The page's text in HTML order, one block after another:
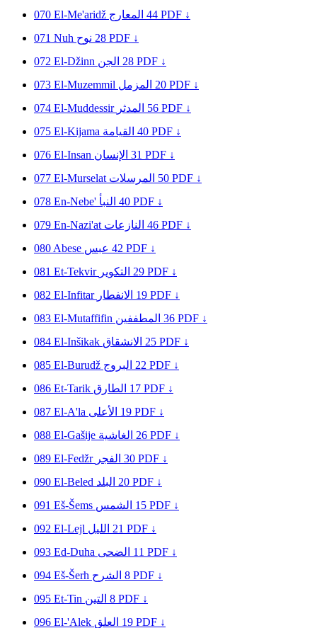
070 El-Me'aridž المعارج 44 PDF ↓
071 Nuh نوح 28 PDF ↓
072 El-Džinn الجن 28 PDF ↓
073 El-Muzemmil المزمل 20 PDF ↓
074 El-Muddessir المدثر 56 PDF ↓
075 El-Kijama القيامة 40 PDF ↓
076 El-Insan الإنسان 31 PDF ↓
077 El-Murselat المرسلات 50 PDF ↓
078 En-Nebe' النبأ 40 PDF ↓
079 En-Nazi'at النازعات 46 PDF ↓
080 Abese عبس 42 PDF ↓
081 Et-Tekvir التكوير 29 PDF ↓
082 El-Infitar الانفطار 19 PDF ↓
083 El-Mutaffifin المطففين 36 PDF ↓
084 El-Inšikak الانشقاق 25 PDF ↓
085 El-Burudž البروج 22 PDF ↓
086 Et-Tarik الطارق 17 PDF ↓
087 El-A'la الأعلى 19 PDF ↓
088 El-Gašije الغاشية 26 PDF ↓
089 El-Fedžr الفجر 30 PDF ↓
090 El-Beled البلد 20 PDF ↓
091 Eš-Šems الشمس 15 PDF ↓
092 El-Lejl الليل 21 PDF ↓
093 Ed-Duha الضحى 11 PDF ↓
094 Eš-Šerh الشرح 8 PDF ↓
095 Et-Tin التين 8 PDF ↓
096 El-'Alek العلق 19 PDF ↓